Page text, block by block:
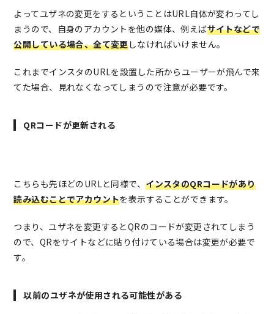
よってユザネの変更をするということはURL自体が変わってし
まうので、自身のアカウントを他の媒体、例えばサイトなどで
公開している場合、全て変更しなければいけません。
これまでインスタのURLを設置した所からユーザーが飛んで来
てた場合、見れなくなってしまうので注意が必要です。
QRコードが更新される
こちらも先ほどのURLと同様で、インスタのQRコードがあり
読み込むことでアカウントを表示することができます。
つまり、ユザネを変更するとQRのコードが変更されてしまう
ので、QRをサイトなどに貼り付けている場合は変更が必要で
す。
以前のユザネが使用される可能性がある